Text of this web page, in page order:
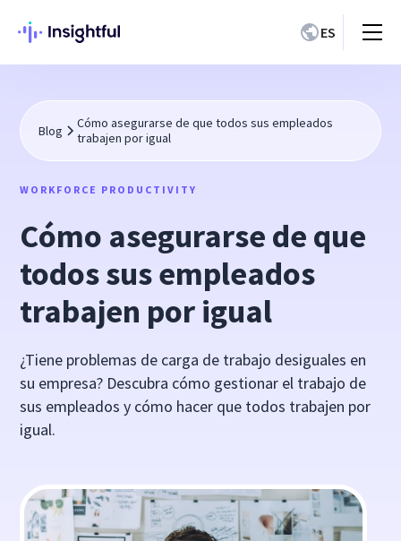
ES
Blog
Cómo asegurarse de que todos sus empleados
trabajen por igual
WORKFORCE PRODUCTIVITY
Cómo asegurarse de que
todos sus empleados
trabajen por igual
¿Tiene problemas de carga de trabajo desiguales en
su empresa? Descubra cómo gestionar el trabajo de
sus empleados y cómo hacer que todos trabajen por
igual.